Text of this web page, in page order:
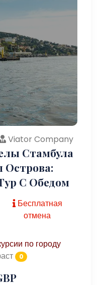
Viator Company
Стамбула
С Обедом
Бесплатная
отмена
по городу
0